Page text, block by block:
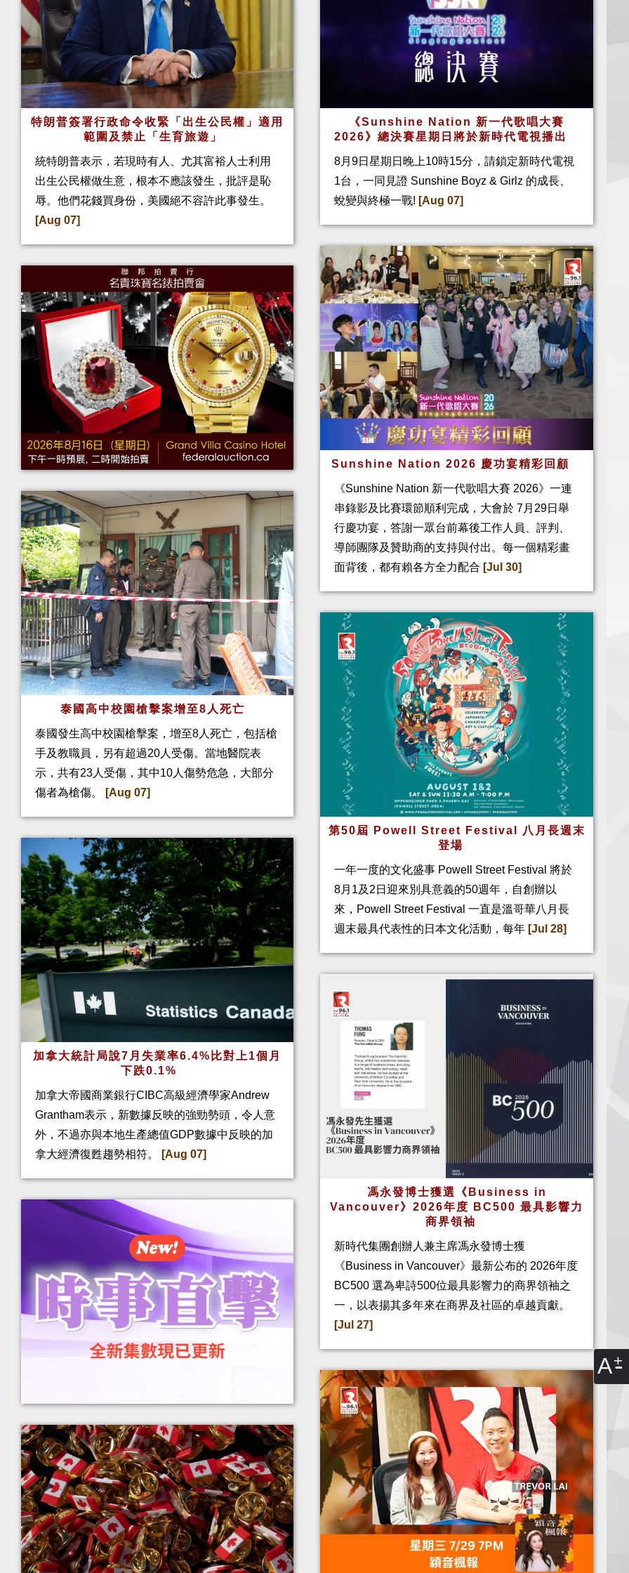
A
特朗普簽署行政命令收緊「出生公民權」適用
範圍及禁止「生育旅遊」
統特朗普表示，若現時有人、尤其富裕人士利用
出生公民權做生意，根本不應該發生，批評是恥
辱。他們花錢買身份，美國絕不容許此事發生。
[Aug 07]
泰國高中校園槍擊案增至8人死亡
泰國發生高中校園槍擊案，增至8人死亡，包括槍
手及教職員，另有超過20人受傷。當地醫院表
示，共有23人受傷，其中10人傷勢危急，大部分
傷者為槍傷。
[Aug 07]
加拿大統計局說7月失業率6.4%比對上1個月
下跌0.1%
加拿大帝國商業銀行CIBC高級經濟學家Andrew
Grantham表示，新數據反映的強勁勢頭，令人意
外，不過亦與本地生產總值GDP數據中反映的加
拿大經濟復甦趨勢相符。
[Aug 07]
《Sunshine Nation 新一代歌唱大賽
2026》總決賽星期日將於新時代電視播出
8月9日星期日晚上10時15分，請鎖定新時代電視
1台，一同見證 Sunshine Boyz & Girlz 的成長、
蛻變與終極一戰! [Aug 07]
Sunshine Nation 2026 慶功宴精彩回顧
《Sunshine Nation 新一代歌唱大賽 2026》一連
串錄影及比賽環節順利完成，大會於 7月29日舉
行慶功宴，答謝一眾台前幕後工作人員、評判、
導師團隊及贊助商的支持與付出。每一個精彩畫
面背後，都有賴各方全力配合 [Jul 30]
第50屆 Powell Street Festival 八月長週末
登場
一年一度的文化盛事 Powell Street Festival 將於
8月1及2日迎來別具意義的50週年，自創辦以
來，Powell Street Festival 一直是溫哥華八月長
週末最具代表性的日本文化活動，每年 [Jul 28]
馮永發博士獲選《Business in
Vancouver》2026年度 BC500 最具影響力
商界領袖
新時代集團創辦人兼主席馮永發博士獲
《Business in Vancouver》最新公布的 2026年度
BC500 選為卑詩500位最具影響力的商界領袖之
一，以表揚其多年來在商界及社區的卓越貢獻。
[Jul 27]